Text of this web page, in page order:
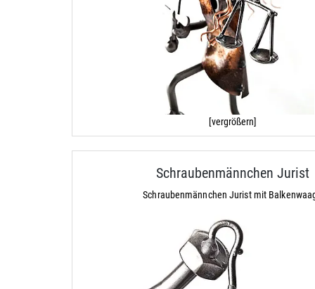
[vergrößern]
Schraubenmännchen Jurist
Schraubenmännchen Jurist mit